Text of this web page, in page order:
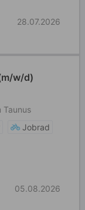
28.07.2026
w/d)
Taunus
Jobrad
05.08.2026